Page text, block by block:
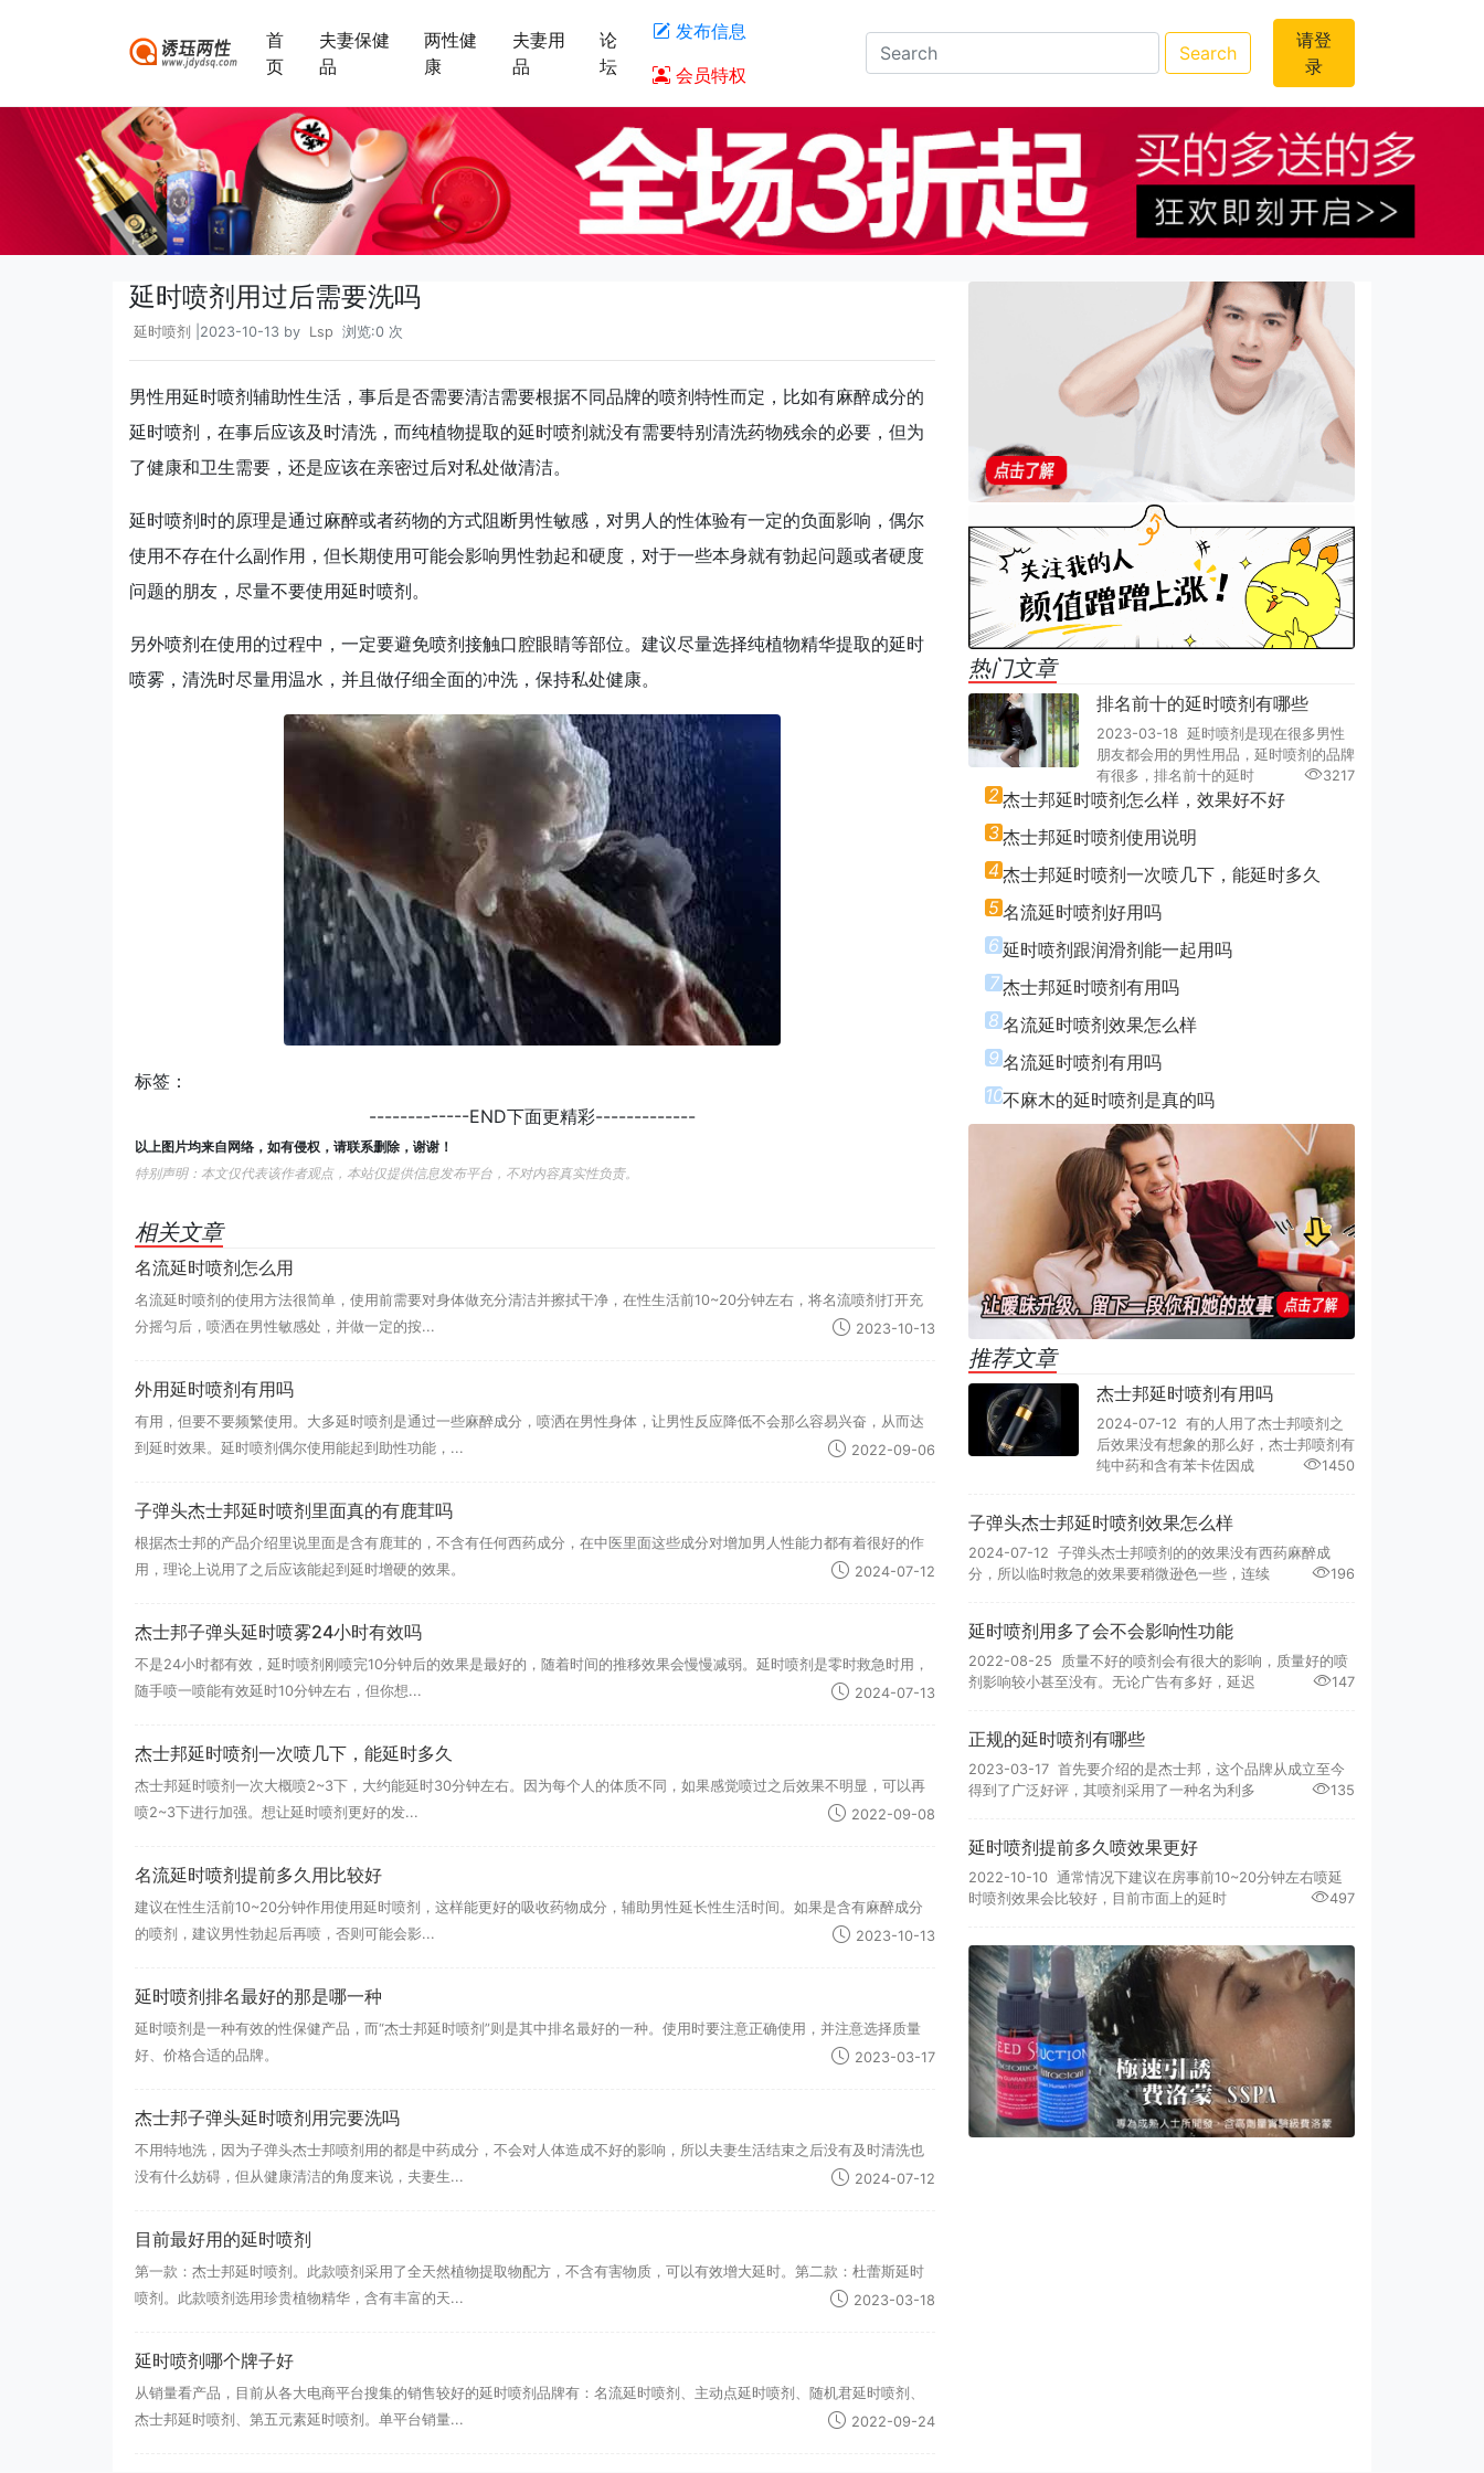
首
页
夫妻保健
品
两性健
康
夫妻用
品
论
坛
发布信息
会员特权
Search
请登
录
延时喷剂用过后需要洗吗
延时喷剂 |2023-10-13 by Lsp 浏览:0 次
男性用延时喷剂辅助性生活，事后是否需要清洁需要根据不同品牌的喷剂特性而定，比如有麻醉成分的
延时喷剂，在事后应该及时清洗，而纯植物提取的延时喷剂就没有需要特别清洗药物残余的必要，但为
了健康和卫生需要，还是应该在亲密过后对私处做清洁。
延时喷剂时的原理是通过麻醉或者药物的方式阻断男性敏感，对男人的性体验有一定的负面影响，偶尔
使用不存在什么副作用，但长期使用可能会影响男性勃起和硬度， 对于一些本身就有勃起问题或者硬度
问题的朋友，尽量不要使用延时喷剂。
另外喷剂在使用的过程中，一定要避免喷剂接触口腔眼睛等部位。建议尽量选择纯植物精华提取的延时
喷雾，清洗时尽量用温水，并且做仔细全面的冲洗，保持私处健康。
标签：
-------------END下面更精彩-------------
以上图片均来自网络，如有侵权，请联系删除，谢谢！
特别声明：本文仅代表该作者观点，本站仅提供信息发布平台，不对内容真实性负责。
相关文章
名流延时喷剂怎么用
名流延时喷剂的使用方法很简单，使用前需要对身体做充分清洁并擦拭干净，在性生活前10~20分钟左右，将名流喷剂打开充
分摇匀后，喷洒在男性敏感处，并做一定的按...
2023-10-13
外用延时喷剂有用吗
有用，但要不要频繁使用。大多延时喷剂是通过一些麻醉成分，喷洒在男性身体，让男性反应降低不会那么容易兴奋，从而达
到延时效果。延时喷剂偶尔使用能起到助性功能，...
2022-09-06
子弹头杰士邦延时喷剂里面真的有鹿茸吗
根据杰士邦的产品介绍里说里面是含有鹿茸的，不含有任何西药成分，在中医里面这些成分对增加男人性能力都有着很好的作
用，理论上说用了之后应该能起到延时增硬的效果。
2024-07-12
杰士邦子弹头延时喷雾24小时有效吗
不是24小时都有效，延时喷剂刚喷完10分钟后的效果是最好的，随着时间的推移效果会慢慢减弱。延时喷剂是零时救急时用，
随手喷一喷能有效延时10分钟左右，但你想...
2024-07-13
杰士邦延时喷剂一次喷几下，能延时多久
杰士邦延时喷剂一次大概喷2~3下，大约能延时30分钟左右。因为每个人的体质不同，如果感觉喷过之后效果不明显，可以再
喷2~3下进行加强。想让延时喷剂更好的发...
2022-09-08
名流延时喷剂提前多久用比较好
建议在性生活前10~20分钟作用使用延时喷剂，这样能更好的吸收药物成分，辅助男性延长性生活时间。如果是含有麻醉成分
的喷剂，建议男性勃起后再喷，否则可能会影...
2023-10-13
延时喷剂排名最好的那是哪一种
延时喷剂是一种有效的性保健产品，而“杰士邦延时喷剂”则是其中排名最好的一种。使用时要注意正确使用，并注意选择质量
好、价格合适的品牌。
2023-03-17
杰士邦子弹头延时喷剂用完要洗吗
不用特地洗，因为子弹头杰士邦喷剂用的都是中药成分，不会对人体造成不好的影响，所以夫妻生活结束之后没有及时清洗也
没有什么妨碍，但从健康清洁的角度来说，夫妻生...
2024-07-12
目前最好用的延时喷剂
第一款：杰士邦延时喷剂。此款喷剂采用了全天然植物提取物配方，不含有害物质，可以有效增大延时。第二款：杜蕾斯延时
喷剂。此款喷剂选用珍贵植物精华，含有丰富的天...
2023-03-18
延时喷剂哪个牌子好
从销量看产品，目前从各大电商平台搜集的销售较好的延时喷剂品牌有：名流延时喷剂、主动点延时喷剂、随机君延时喷剂、
杰士邦延时喷剂、第五元素延时喷剂。单平台销量...
2022-09-24
热门文章
排名前十的延时喷剂有哪些
2023-03-18 延时喷剂是现在很多男性
朋友都会用的男性用品，延时喷剂的品牌
有很多，排名前十的延时
3217
2 杰士邦延时喷剂怎么样，效果好不好
3杰士邦延时喷剂使用说明
4 杰士邦延时喷剂一次喷几下，能延时多久
5名流延时喷剂好用吗
6延时喷剂跟润滑剂能一起用吗
7杰士邦延时喷剂有用吗
8 名流延时喷剂效果怎么样
9名流延时喷剂有用吗
10不麻木的延时喷剂是真的吗
推荐文章
杰士邦延时喷剂有用吗
2024-07-12 有的人用了杰士邦喷剂之
后效果没有想象的那么好，杰士邦喷剂有
纯中药和含有苯卡佐因成
1450
子弹头杰士邦延时喷剂效果怎么样
2024-07-12 子弹头杰士邦喷剂的的效果没有西药麻醉成
分，所以临时救急的效果要稍微逊色一些，连续
196
延时喷剂用多了会不会影响性功能
2022-08-25 质量不好的喷剂会有很大的影响，质量好的喷
剂影响较小甚至没有。无论广告有多好，延迟
147
正规的延时喷剂有哪些
2023-03-17 首先要介绍的是杰士邦，这个品牌从成立至今
得到了广泛好评，其喷剂采用了一种名为利多
135
延时喷剂提前多久喷效果更好
2022-10-10 通常情况下建议在房事前10~20分钟左右喷延
时喷剂效果会比较好，目前市面上的延时
497